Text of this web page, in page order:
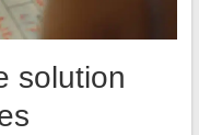
solution